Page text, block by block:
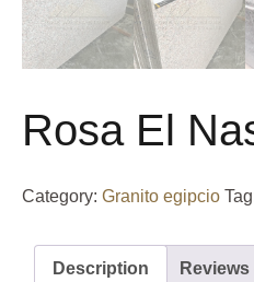
Rosa El
Category: Granito egipcio
Description Reviews